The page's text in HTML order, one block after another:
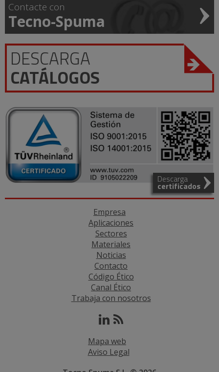
Contacte con
Tecno-Spuma
DESCARGA
CATÁLOGOS
Descarga
certificados
Empresa
Aplicaciones
Sectores
Materiales
Noticias
Contacto
Código Ético
Canal Ético
Trabaja con nosotros
Mapa web
Aviso Legal